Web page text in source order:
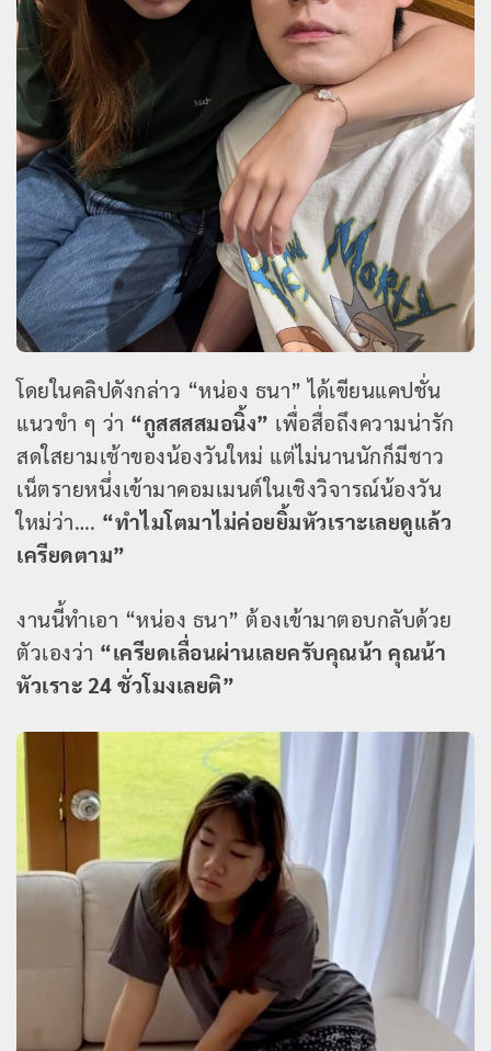
โดยในคลิปดังกล่าว “หน่อง ธนา” ได้เขียนแคปชั่น
แนวขำ ๆ ว่า “กูสสสสมอนิ้ง” เพื่อสื่อถึงความน่ารัก
สดใสยามเช้าของน้องวันใหม่ แต่ไม่นานนักก็มีชาว
เน็ตรายหนึ่งเข้ามาคอมเมนต์ในเชิงวิจารณ์น้องวัน
ใหม่ว่า…. “ทำไมโตมาไม่ค่อยยิ้มหัวเราะเลยดูแล้ว
เครียดตาม”
งานนี้ทำเอา “หน่อง ธนา” ต้องเข้ามาตอบกลับด้วย
ตัวเองว่า “เครียดเลื่อนผ่านเลยครับคุณน้า คุณน้า
หัวเราะ 24 ชั่วโมงเลยติ”